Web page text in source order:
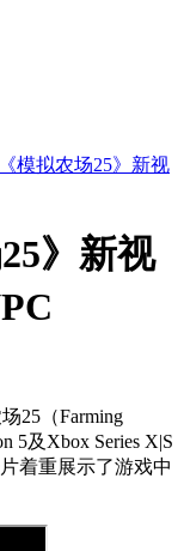
模拟农场25》新视
》新视
25（Farming
5及Xbox Series X|S
着重展示了游戏中